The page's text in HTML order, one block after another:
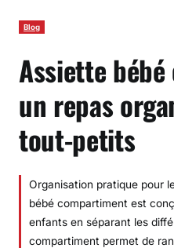
Blog
Assiette
un repas
tout-petits
Organisation pratique pour
bébé compartiment est
enfants en séparant les
compartiment permet de